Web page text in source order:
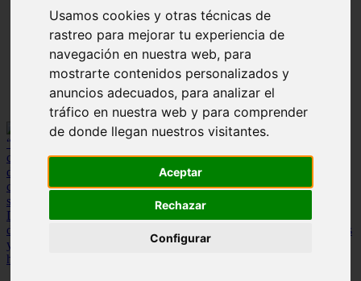
Usamos cookies y otras técnicas de
rastreo para mejorar tu experiencia de
navegación en nuestra web, para
mostrarte contenidos personalizados y
anuncios adecuados, para analizar el
tráfico en nuestra web y para comprender
de donde llegan nuestros visitantes.
Aceptar
Rechazar
Configurar
defendible